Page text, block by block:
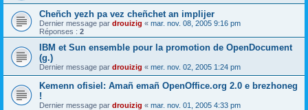
Cheñch yezh pa vez cheñchet an implijer
Dernier message par drouizig « mar. nov. 08, 2005 9:16 pm
Réponses : 2
IBM et Sun ensemble pour la promotion de OpenDocument
(g.)
Dernier message par drouizig « mer. nov. 02, 2005 1:24 pm
Kemenn ofisiel: Amañ emañ OpenOffice.org 2.0 e brezhoneg
!
Dernier message par drouizig « mar. nov. 01, 2005 4:33 pm